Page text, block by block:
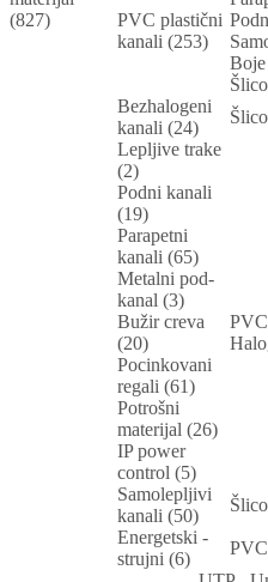
(827)
PVC plastični
kanali (253)
Bezhalogeni
kanali (24)
Lepljive trake
(2)
Podni kanali
(19)
Parapetni
kanali (65)
Metalni pod-
kanal (3)
Bužir creva
(20)
Pocinkovani
regali (61)
Potrošni
materijal (26)
IP power
control (5)
Samolepljivi
kanali (50)
Energetski -
strujni (6)